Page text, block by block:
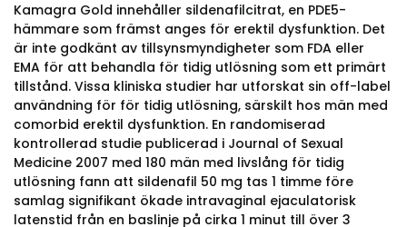
Kamagra Gold innehåller sildenafilcitrat, en PDE5-
hämmare som främst anges för erektil dysfunktion. Det
är inte godkänt av tillsynsmyndigheter som FDA eller
EMA för att behandla för tidig utlösning som ett primärt
tillstånd. Vissa kliniska studier har utforskat sin off-label
användning för för tidig utlösning, särskilt hos män med
comorbid erektil dysfunktion. En randomiserad
kontrollerad studie publicerad i Journal of Sexual
Medicine 2007 med 180 män med livslång för tidig
utlösning fann att sildenafil 50 mg tas 1 timme före
samlag signifikant ökade intravaginal ejaculatorisk
latenstid från en baslinje på cirka 1 minut till över 3